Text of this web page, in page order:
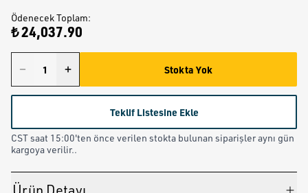
Ödenecek Toplam:
₺ 24,037.90
Stokta Yok
Teklif Listesine Ekle
CST saat 15:00'ten önce verilen stokta bulunan siparişler aynı gün
kargoya verilir..